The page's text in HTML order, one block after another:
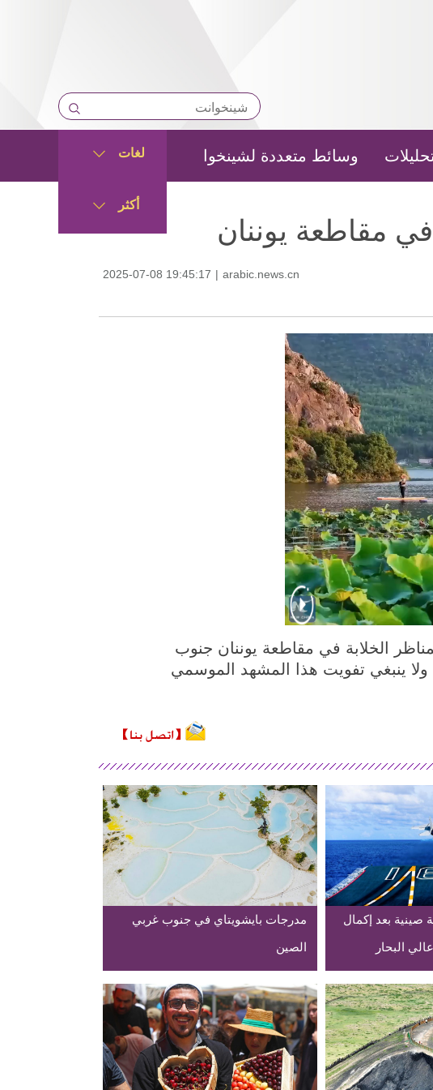
وسائط متعددة لشينخوا لغات
أكثر
مقاطعة يوننان
2025-07-08 19:45:17 | arabic.news.cn
الخلابة في مقاطعة يوننان جنوب
ينبغي تفويت هذا المشهد الموسمي
صينية بعد إكمال
البحار
مدرجات بايشويتاي في جنوب غربي
الصين